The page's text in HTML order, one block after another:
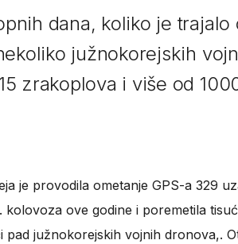
dana, koliko je trajalo
južnokorejskih
zrakoplova i više od
je provodila ometanje GPS-a 329
kolovoza ove godine i poremetila
pad južnokorejskih vojnih dronova,.